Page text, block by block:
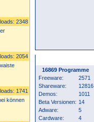
2348
2054
1741
können
16869 Programme
Freeware:
2571
Shareware:
12816
Demos:
1011
Beta Versionen: 14
Adware:
5
Cardware:
4